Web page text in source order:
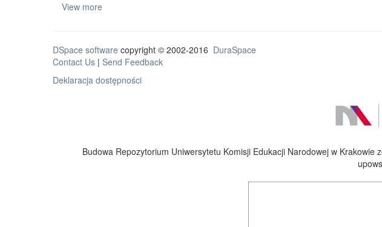
View more
DSpace software copyright © 2002-2016 DuraSpace
Contact Us | Send Feedback
Deklaracja dostępności
Budowa Repozytorium Uniwersytetu Komisji Edukacji Narodowej w